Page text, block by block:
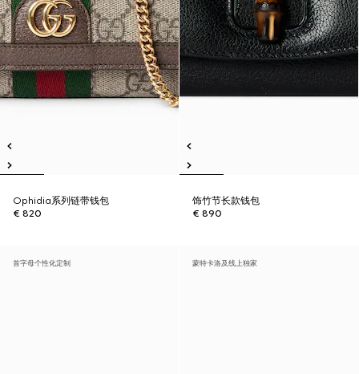
Ophidia系列链带钱包
€ 820
饰竹节长款钱包
€ 890
首字母个性化定制 蒙特卡洛及线上独家